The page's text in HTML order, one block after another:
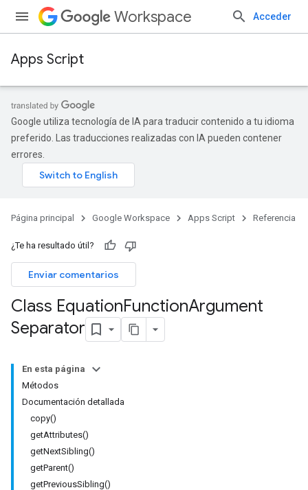
Workspace Acceder
Apps Script
Google utiliza tecnología de IA para traducir contenido a tu idioma
preferido. Las traducciones realizadas con IA pueden contener
errores.
Página principal Google Workspace Apps Script Referencia
¿Te ha resultado útil?
Enviar comentarios
Class EquationFunctionArgument
Separator
En esta página
Métodos
Documentación detallada
copy()
getAttributes()
getNextSibling()
getParent()
getPreviousSibling()